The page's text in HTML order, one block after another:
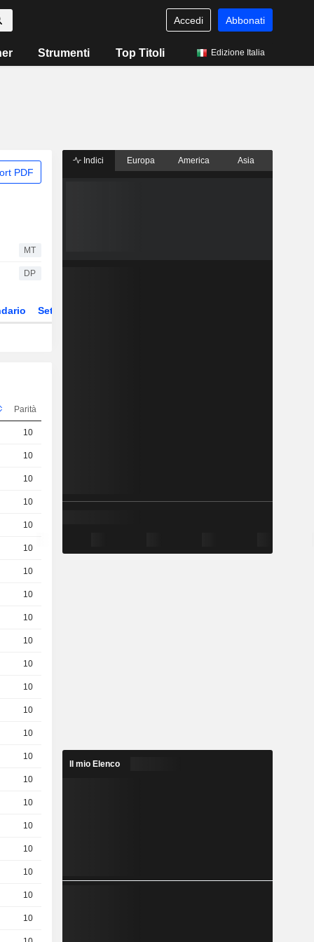
Accedi Abbonati
Strumenti Top Titoli Edizione Italia
PDF
MT
DP
Settore
Parità
10
10
10
10 0.35 / 0.36
10
10
10
10
10
10
10
10
10
10
10
10
10
10
10
10
10
10
Indici Europa America Asia
Il mio Elenco